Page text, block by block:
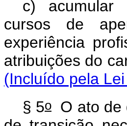
c) acumular
cursos de
experiência
atribuições
(Incluído pela
§ 5o O ato de